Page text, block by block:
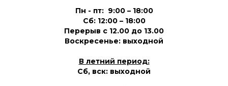
Пн - пт:. 9:00 – 18:00
Сб: 12:00 – 18:00
Перерыв с 12.00 до 13.00
Воскресенье: выходной
В летний период:
Сб, вск: выходной